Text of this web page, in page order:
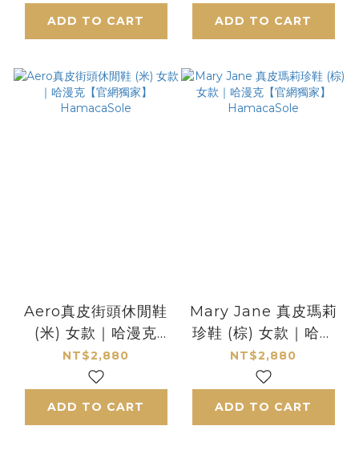
ADD TO CART ADD TO CART
Aero真皮街頭休閒鞋
(米) 女款｜哈漫克
【官網獨家】
HamacaSole
NT$2,880
ADD TO CART
Mary Jane 真皮瑪莉
珍鞋 (棕) 女款｜哈漫
克【官網獨家】
HamacaSole
NT$2,880
ADD TO CART